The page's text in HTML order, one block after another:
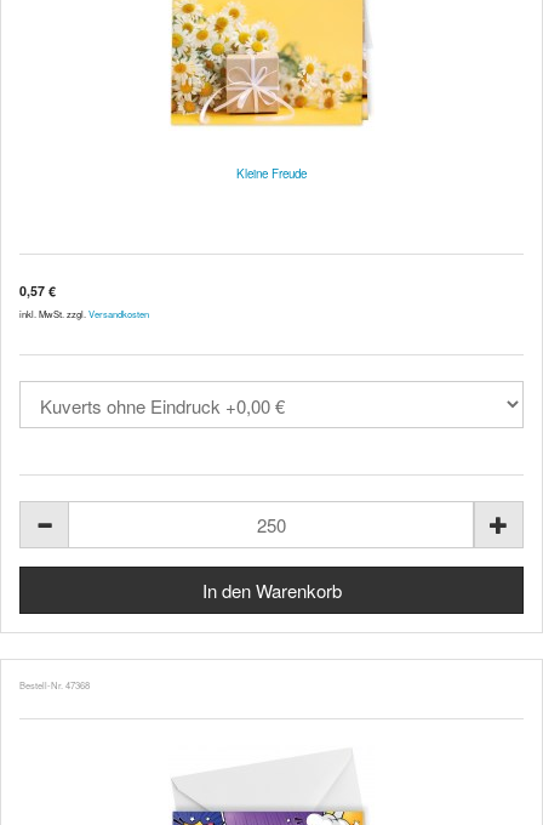
Kleine Freude
0,57 €
inkl. MwSt. zzgl. Versandkosten
Bestell-Nr. 47368